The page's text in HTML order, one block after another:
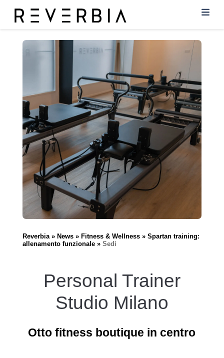
Reverbia News Fitness & Wellness
Spartan training:
allenamento funzionale
Sedi
Personal Trainer
Studio Milano
Otto fitness boutique in centro